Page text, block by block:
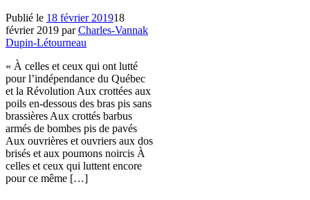
Publié le 18 février 201918
février 2019 parCharles-Vannak
Dupin-Létourneau
« À celles et ceux qui ont lutté
pour l’indépendance du Québec
et la Révolution Aux crottées aux
poils en-dessous des bras pis sans
brassières Aux crottés barbus
armés de bombes pis de pavés
Aux ouvrières et ouvriers aux dos
brisés et aux poumons noircis À
celles et ceux qui luttent encore
pour ce même […]